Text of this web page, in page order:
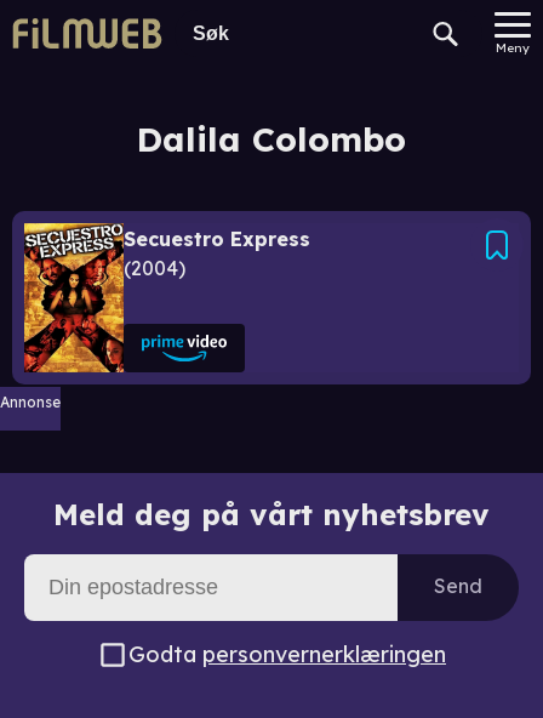
Meny
Dalila Colombo
Secuestro Express
2004
Annonse
Meld deg på vårt nyhetsbrev
Send
Godta personvernerklæringen